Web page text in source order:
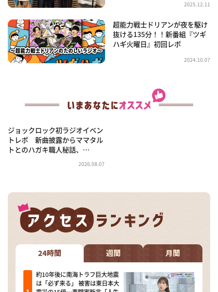
2025.12.11
超能力戦士ドリアンが夜を駆け
抜ける135分！！新番組『ツギ
ハギ火曜日』初回レポ
2024.10.07
ジョックロック初ラジオイベン
トレポ 新曲披露からママタル
トとのハガキ職人秘話、…
2026.08.07
24時間 週間 月間
約10年後に南海トラフ巨大地震
は「必ず来る」 被害は東日本大